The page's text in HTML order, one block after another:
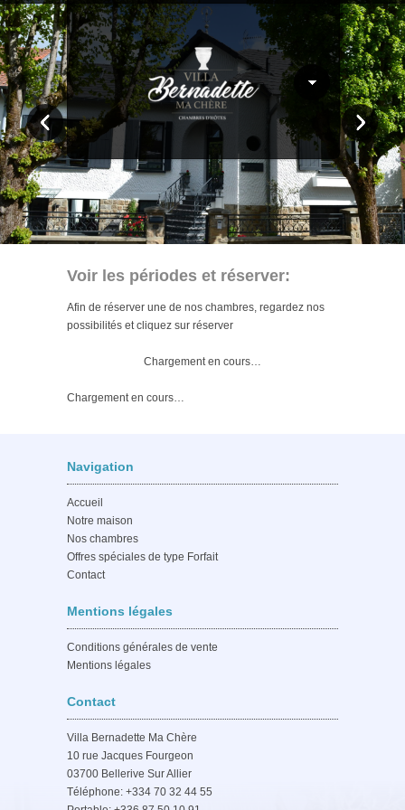
Voir les périodes et réserver:
Afin de réserver une de nos chambres, regardez nos
possibilités et cliquez sur réserver
Chargement en cours…
Chargement en cours…
Navigation
Accueil
Notre maison
Nos chambres
Offres spéciales de type Forfait
Contact
Mentions légales
Conditions générales de vente
Mentions légales
Contact
Villa Bernadette Ma Chère
10 rue Jacques Fourgeon
03700 Bellerive Sur Allier
Téléphone: +334 70 32 44 55